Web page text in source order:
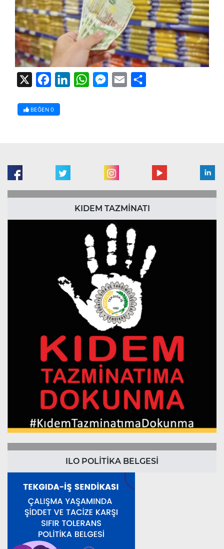
FacebookLinkedInWhatsAppMessenger
Email
BEĞEN 0
KIDEM TAZMİNATI
ILO POLİTİKA BELGESİ